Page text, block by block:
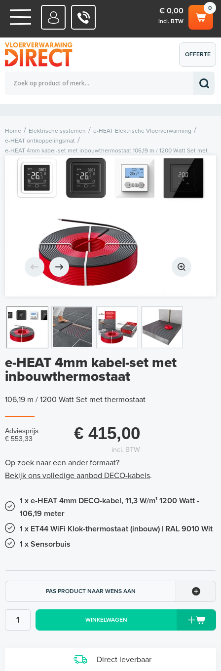
WATERSYSTEMEN
ELEKTRISCHE SYSTEMEN
0
€ 0,00
incl. BTW
Totaalbedrag (incl. BTW) € 0,00
OFFERTE
AANVRAGEN
Home Elektrische systemen
e-HEAT Elektrische Vloerverwarming
e-HEAT ontkoppelingsmat
e-HEAT 4mm kabel-set met inbouwthermostaat 106,19 m / 1200 Watt Set met
thermostaat
e-HEAT 4mm kabel-set met
inbouwthermostaat
106,19 m / 1200 Watt Set met thermostaat
Adviesprijs
€ 553,33
€ 415,00
incl. BTW
Op zoek naar een ander formaat?
Bekijk ons volledige aanbod DECO-kabels.
1 x e-HEAT 4mm DECO-kabel, 11,3 W/m¹ 1200 Watt -
106,19 meter
1 x ET44 WiFi Klok-thermostaat (inbouw) | RAL 9010 Wit
1 x Sensorbuis
PAS PRODUCT NAAR WENS AAN
WINKELWAGEN
Direct leverbaar